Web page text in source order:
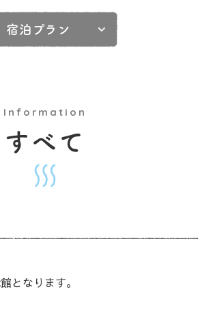
宿泊プラン
Information
すべて
となります。